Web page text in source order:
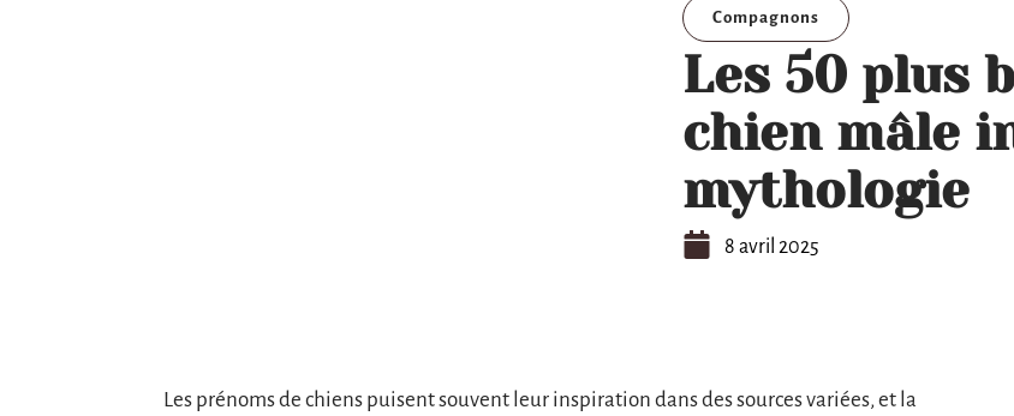
Compagnons
Les 50 plus
chien mâle
mythologie
8 avril 2025
Les prénoms de chiens puisent souvent leur inspiration dans des sources variées, et la